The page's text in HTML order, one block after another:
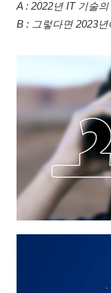
A : 2022년 IT 기술
B : 그렇다면 2023